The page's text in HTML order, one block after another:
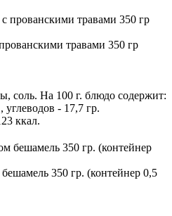
травами 350 гр
соль. На 100 г. блюдо содержит:
углеводов - 17,7 гр.
ккал.
350 гр. (контейнер 0,5